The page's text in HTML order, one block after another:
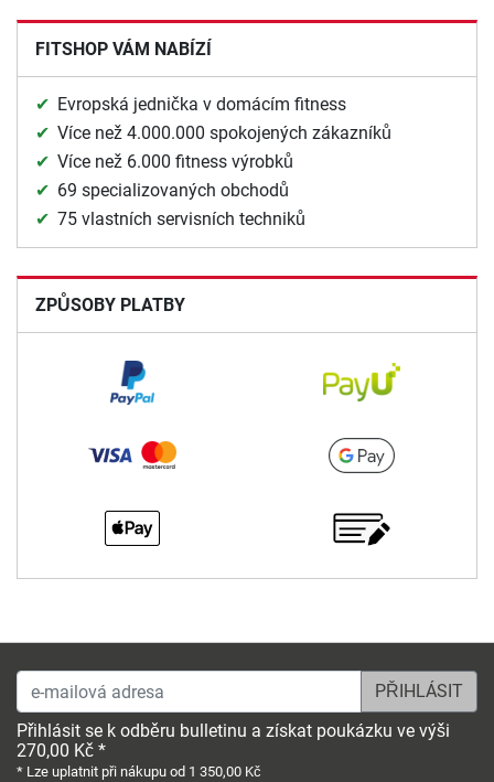
FITSHOP VÁM NABÍZÍ
Evropská jednička v domácím fitness
Více než 4.000.000 spokojených zákazníků
Více než 6.000 fitness výrobků
69 specializovaných obchodů
75 vlastních servisních techniků
ZPŮSOBY PLATBY
e-mailová adresa
Přihlásit se k odběru bulletinu a získat poukázku ve výši
270,00 Kč *
* Lze uplatnit při nákupu od 1 350,00 Kč